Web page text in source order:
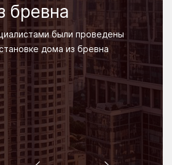
бревна
были проведены
дома из бревна